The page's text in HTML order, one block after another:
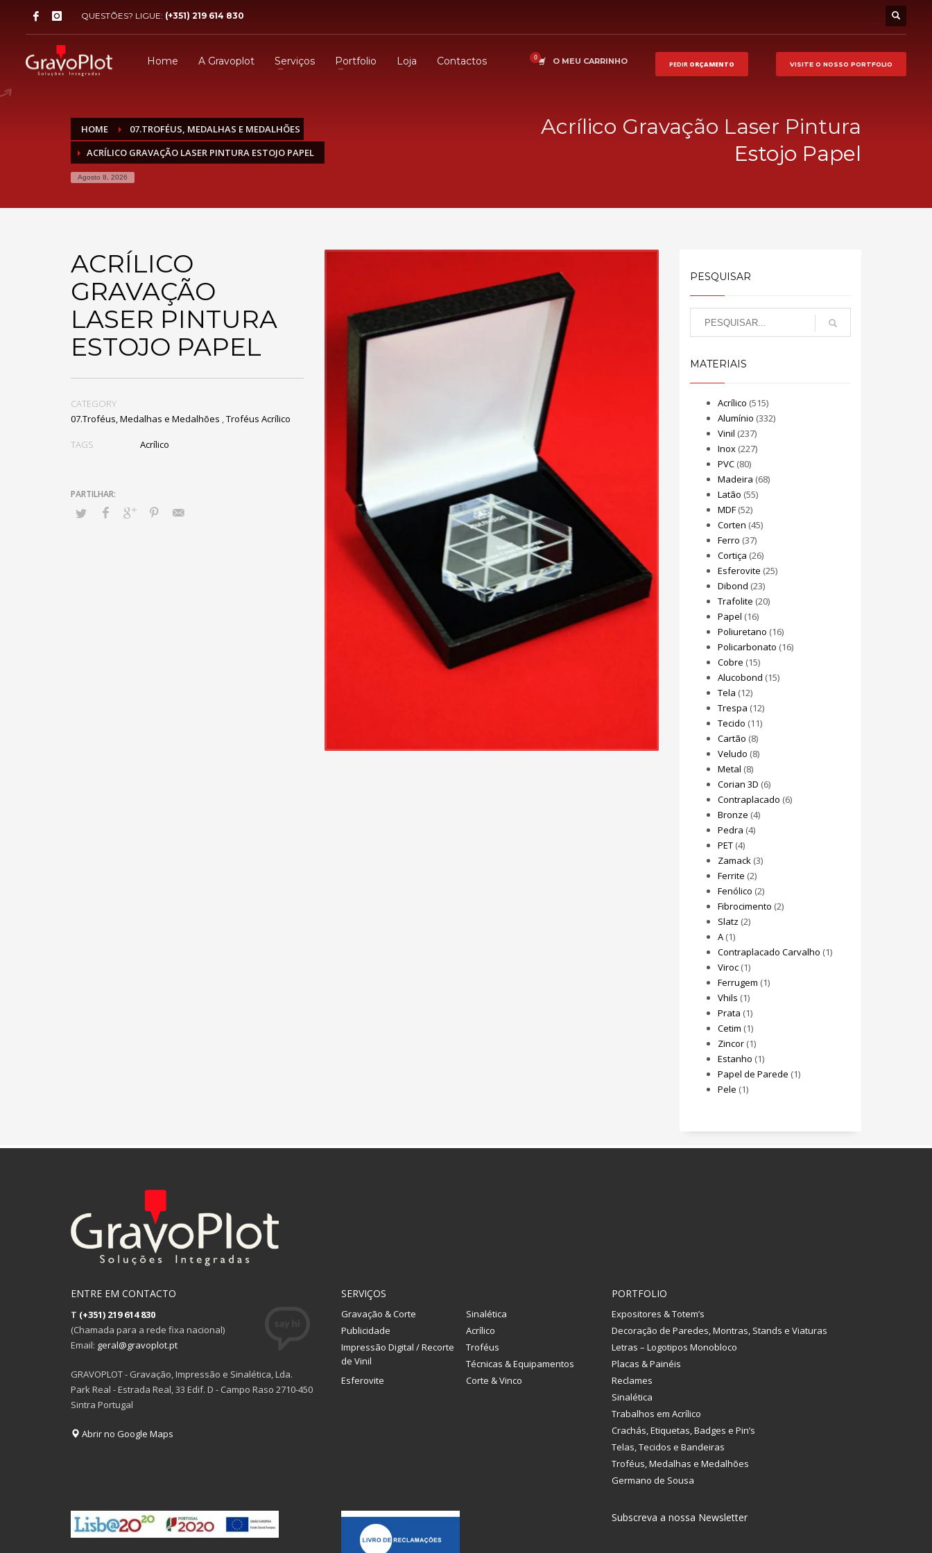
QUESTÕES? LIGUE: (+351) 219 614 830
Home A Gravoplot Serviços Portfolio Loja Contactos O MEU CARRINHO PEDIR ORÇAMENTO VISITE O NOSSO PORTFOLIO
HOME
07.TROFÉUS, MEDALHAS E MEDALHÕES
ACRÍLICO GRAVAÇÃO LASER PINTURA ESTOJO PAPEL
Agosto 8, 2026
Acrílico Gravação Laser Pintura
Estojo Papel
ACRÍLICO
GRAVAÇÃO
LASER PINTURA
ESTOJO PAPEL
CATEGORY
07.Troféus, Medalhas e Medalhões ,Troféus Acrílico
TAGS Acrílico
PESQUISAR
MATERIAIS
Acrílico (515)
Alumínio (332)
Vinil (237)
Inox(227)
PVC(80)
Madeira (68)
Latão (55)
MDF(52)
Corten (45)
Ferro (37)
Cortiça (26)
Esferovite (25)
Dibond (23)
Trafolite (20)
Papel (16)
Poliuretano (16)
Policarbonato (16)
Cobre (15)
Alucobond (15)
Tela (12)
Trespa (12)
Tecido (11)
Cartão (8)
Veludo (8)
Metal (8)
Corian 3D (6)
Contraplacado (6)
Bronze (4)
Pedra (4)
PET(4)
Zamack(3)
Ferrite (2)
Fenólico (2)
Fibrocimento (2)
Slatz (2)
A(1)
Contraplacado Carvalho (1)
Viroc(1)
Ferrugem (1)
Vhils (1)
Prata (1)
Cetim (1)
Zincor(1)
Estanho (1)
Papel de Parede (1)
Pele (1)
ENTRE EM CONTACTO
T (+351) 219 614 830
(Chamada para a rede fixa nacional)
Email: geral@gravoplot.pt
GRAVOPLOT - Gravação, Impressão e Sinalética, Lda.
Park Real - Estrada Real, 33 Edif. D - Campo Raso 2710-450
Sintra Portugal
Abrir no Google Maps
SERVIÇOS
Gravação & Corte
Sinalética
Publicidade
Acrílico
Impressão Digital / Recorte
de Vinil
Troféus
Técnicas & Equipamentos
Esferovite
Corte & Vinco
PORTFOLIO
Expositores & Totem’s
Decoração de Paredes, Montras, Stands e Viaturas
Letras – Logotipos Monobloco
Placas & Painéis
Reclames
Sinalética
Trabalhos em Acrílico
Crachás, Etiquetas, Badges e Pin’s
Telas, Tecidos e Bandeiras
Troféus, Medalhas e Medalhões
Germano de Sousa
Subscreva a nossa Newsletter